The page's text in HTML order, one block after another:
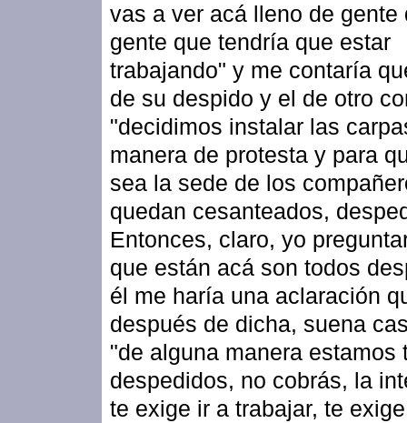
vas a ver acá lleno de gente
gente que tendría que estar
trabajando" y me contaría
de su despido y el de otro
"decidimos instalar las
manera de protesta y para
sea la sede de los
quedan cesanteados,
Entonces, claro, yo
que están acá son todos
él me haría una aclaración
después de dicha, suena
"de alguna manera estamos
despedidos, no cobrás, la
te exige ir a trabajar, te